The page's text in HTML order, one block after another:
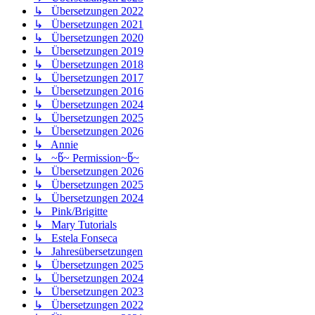
↳ Übersetzungen 2022
↳ Übersetzungen 2021
↳ Übersetzungen 2020
↳ Übersetzungen 2019
↳ Übersetzungen 2018
↳ Übersetzungen 2017
↳ Übersetzungen 2016
↳ Übersetzungen 2024
↳ Übersetzungen 2025
↳ Übersetzungen 2026
↳ Annie
↳ ~წ~ Permission~წ~
↳ Übersetzungen 2026
↳ Übersetzungen 2025
↳ Übersetzungen 2024
↳ Pink/Brigitte
↳ Mary Tutorials
↳ Estela Fonseca
↳ Jahresübersetzungen
↳ Übersetzungen 2025
↳ Übersetzungen 2024
↳ Übersetzungen 2023
↳ Übersetzungen 2022